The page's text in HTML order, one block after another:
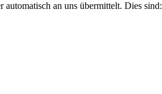
an uns übermittelt. Dies sind: